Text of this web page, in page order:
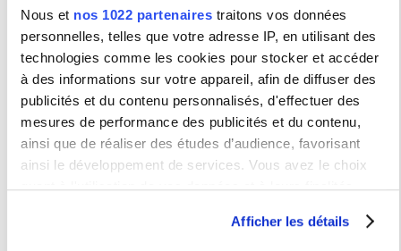
Nous et nos 1022 partenaires traitons vos données
personnelles, telles que votre adresse IP, en utilisant des
technologies comme les cookies pour stocker et accéder
à des informations sur votre appareil, afin de diffuser des
publicités et du contenu personnalisés, d'effectuer des
mesures de performance des publicités et du contenu,
ainsi que de réaliser des études d’audience, favorisant
ainsi le développement de services. Vous avez le choix
quant à l'utilisation de vos données et à leurs finalités.
moment en consultant la Déclaration relative aux cookies
Afficher les détails
Lors des inscriptions pédagogiques (IP), si vous souhaitez
modifier un ou plusieurs choix d'enseignements relevant du SIEM,
vous devez remplir le formulaire (onglet formulaire).
Si vous remarquez un chevauchement entre deux cours dont l'un
concerne le SIEM, vous devez également remplir le formulaire.
Culture numérique
Présentation des UE de Culture numérique